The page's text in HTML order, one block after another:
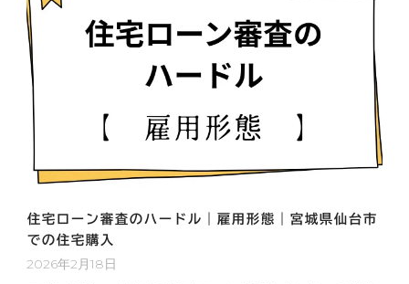
住宅ローン審査のハードル｜雇用形態｜宮城県仙台市
での住宅購入
2026年2月18日